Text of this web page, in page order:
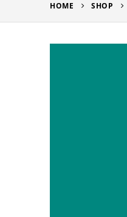
HOME SHOP